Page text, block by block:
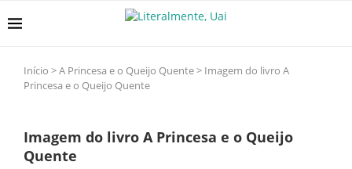
Início >A Princesa e o Queijo Quente> Imagem do livro A
Princesa e o Queijo Quente
Imagem do livro A Princesa e o Queijo
Quente